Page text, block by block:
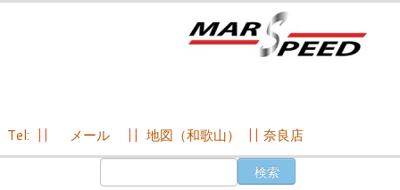
Tel: メール 地図（和歌山） 奈良店